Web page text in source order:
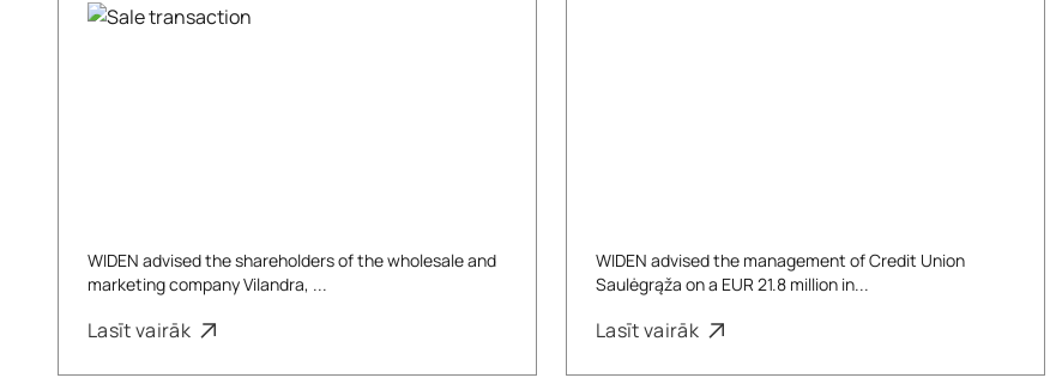
WIDEN advised the shareholders of the wholesale and
marketing company Vilandra, ...
Lasīt vairāk
WIDEN advised the management of Credit Union
Saulėgrąža on a EUR 21.8 million in...
Lasīt vairāk